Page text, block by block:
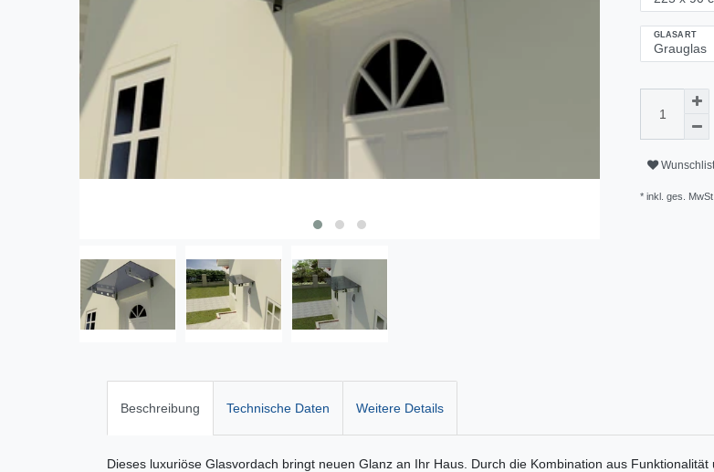
GLASART
* inkl. ges.
Beschreibung Technische Daten Weitere Details
Dieses luxuriöse Glasvordach bringt neuen Glanz an Ihr Haus. Durch die Kombination aus